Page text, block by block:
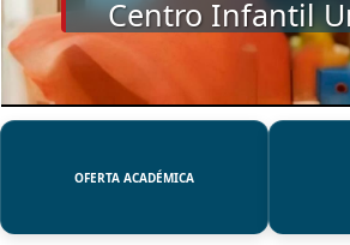
SSUE
OFERTA ACADÉMICA